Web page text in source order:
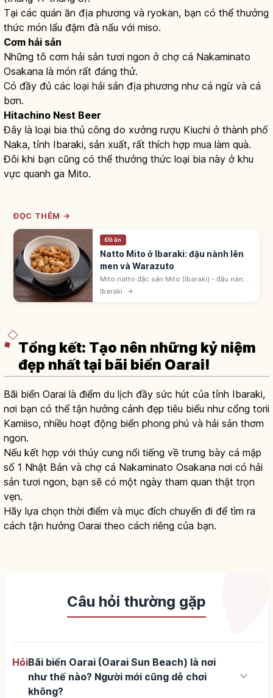
Tại các quán ăn địa phương và ryokan, bạn có thể thưởng
thức món lẩu đậm đà nấu với miso.
Cơm hải sản
Những tô cơm hải sản tươi ngon ở chợ cá Nakaminato
Osakana là món rất đáng thử.
Có đầy đủ các loại hải sản địa phương như cá ngừ và cá
bơn.
Hitachino Nest Beer
Đây là loại bia thủ công do xưởng rượu Kiuchi ở thành phố
Naka, tỉnh Ibaraki, sản xuất, rất thích hợp mua làm quà.
Đôi khi bạn cũng có thể thưởng thức loại bia này ở khu
vực quanh ga Mito.
ĐỌC THÊM →
Đồ ăn
Natto Mito ở Ibaraki: đậu nành lên
men và Warazuto
Mito natto đặc sản Mito (Ibaraki) - đậu nành
lên men hạt nhỏ với độ sánh nhớt đặc trưng.
Ibaraki →
Tổng kết: Tạo nên những kỷ niệm
đẹp nhất tại bãi biển Oarai!
Bãi biển Oarai là điểm du lịch đầy sức hút của tỉnh Ibaraki,
nơi bạn có thể tận hưởng cảnh đẹp tiêu biểu như cổng torii
Kamiiso, nhiều hoạt động biển phong phú và hải sản thơm
ngon.
Nếu kết hợp với thủy cung nổi tiếng về trưng bày cá mập
số 1 Nhật Bản và chợ cá Nakaminato Osakana nơi có hải
sản tươi ngon, bạn sẽ có một ngày tham quan thật trọn
vẹn.
Hãy lựa chọn thời điểm và mục đích chuyến đi để tìm ra
cách tận hưởng Oarai theo cách riêng của bạn.
Câu hỏi thường gặp
HỏiBãi biển Oarai (Oarai Sun Beach) là nơi
như thế nào? Người mới cũng dễ chơi
không?
keyboard_arrow_down